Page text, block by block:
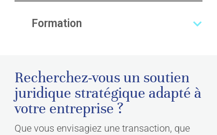
Formation
Recherchez-vous un soutien
juridique stratégique adapté à
votre entreprise ?
Que vous envisagiez une transaction, que